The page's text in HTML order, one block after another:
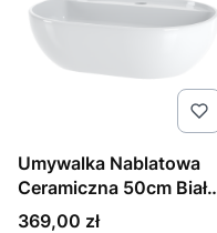
Umywalka Nablatowa
Ceramiczna 50cm Biała
Lora
Cena
369,00 zł